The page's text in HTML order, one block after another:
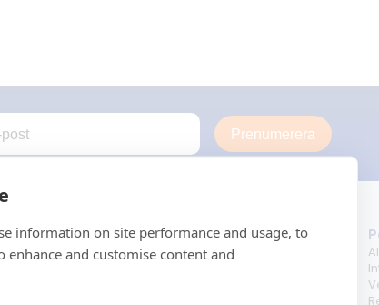
information on site performance and usage, to
and customise content and
Prenumerera
Stöldskydd
Båt
Företag
Om oss